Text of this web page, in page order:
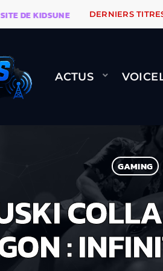
KIDSUNE WARÉTRO
DERNIERS
ACTUS
GAMING
: